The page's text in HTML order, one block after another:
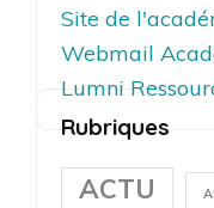
Site de
Webmail
Lumni
Rubriques
ACTU